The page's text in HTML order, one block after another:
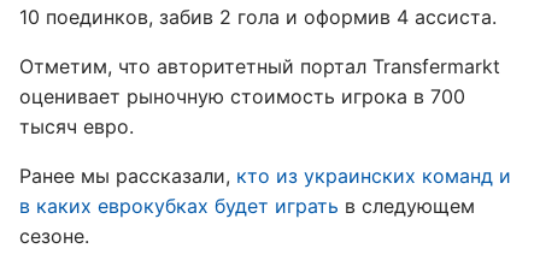
10 поединков, забив 2 гола и оформив 4 ассиста.
Отметим, что авторитетный портал Transfermarkt
оценивает рыночную стоимость игрока в 700
тысяч евро.
Ранее мы рассказали, кто из украинских команд и
в каких еврокубках будет играть в следующем
сезоне.